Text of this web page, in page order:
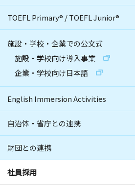
TOEFL Primary® /TOEFL Junior®
施設・学校・企業での公文式
施設・学校向け導入事業
企業・学校向け日本語
English Immersion Activities
自治体・省庁との連携
財団との連携
社員採用